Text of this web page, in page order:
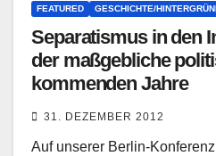
FEATURED GESCHICHTE/
Separatismus in den
der maßgebliche
kommenden Jahre
31. DEZEMBER 2012
Auf unserer Berlin-